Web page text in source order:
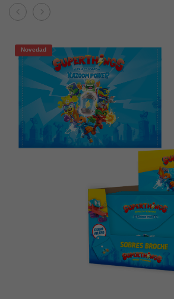
Product
Dohe
Cuaderno
A5
Espiral
Tapa
Dura
Dohe
Expositor
Lápices
de
colores
–
Superthings
Novedad